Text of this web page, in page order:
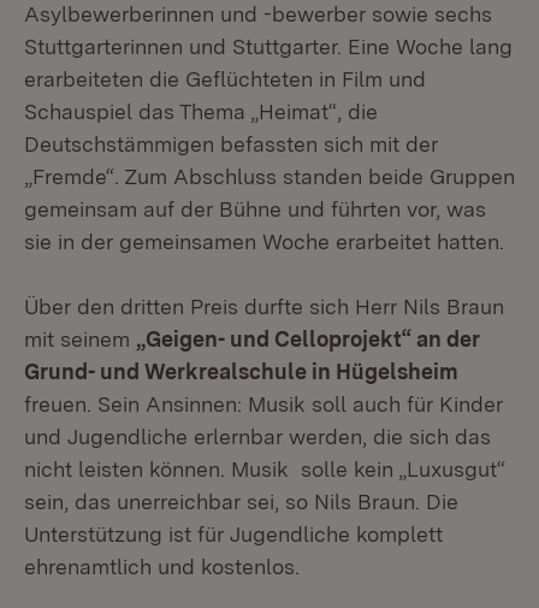
Asylbewerberinnen und -bewerber sowie sechs
Stuttgarterinnen und Stuttgarter. Eine Woche lang
erarbeiteten die Geflüchteten in Film und
Schauspiel das Thema „Heimat“, die
Deutschstämmigen befassten sich mit der
„Fremde“. Zum Abschluss standen beide Gruppen
gemeinsam auf der Bühne und führten vor, was
sie in der gemeinsamen Woche erarbeitet hatten.
Über den dritten Preis durfte sich Herr Nils Braun
mit seinem „Geigen- und Celloprojekt“ an der
Grund- und Werkrealschule in Hügelsheim
freuen. Sein Ansinnen: Musik soll auch für Kinder
und Jugendliche erlernbar werden, die sich das
nicht leisten können. Musik solle kein „Luxusgut“
sein, das unerreichbar sei, so Nils Braun. Die
Unterstützung ist für Jugendliche komplett
ehrenamtlich und kostenlos.